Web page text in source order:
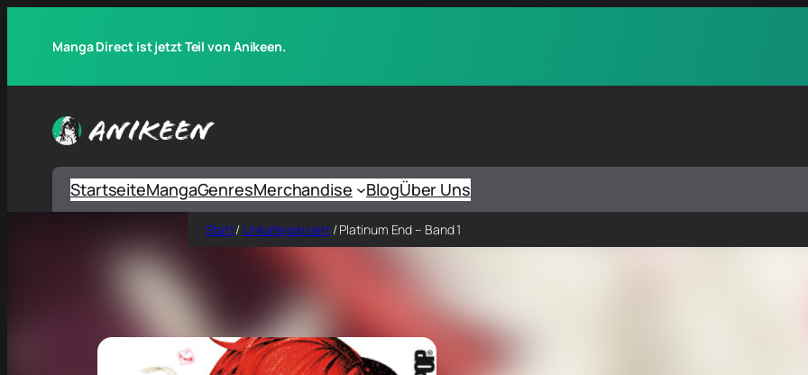
Manga Direct ist jetzt Teil von Anikeen.
StartseiteMangaGenresMerchandise BlogÜber Uns
Start/ Unkategorisiert/ Platinum End – Band 1